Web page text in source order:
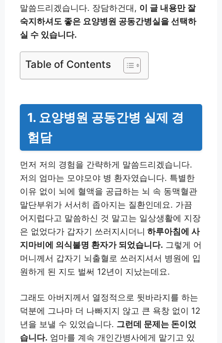
말씀드리겠습니다. 장담하건대, 이 글 내용만 잘
숙지하셔도 좋은 요양병원 공동간병실을 선택하
실 수 있습니다.
Table of Contents
1. 요양병원 공동간병 실제 경
험담
먼저 저의 경험을 간략하게 말씀드리겠습니다.
저의 엄마는 모야모야 병 환자였습니다. 특별한
이유 없이 뇌에 혈액을 공급하는 뇌 속 동맥혈관
말단부위가 서서히 좁아지는 질환인데요. 가끔
어지럽다고 말씀하신 것 말고는 일상생활에 지장
은 없었다가 갑자기 쓰러지시더니 하루아침에 사
지마비에 의식불명 환자가 되었습니다. 그렇게 어
머니께서 갑자기 뇌출혈로 쓰러지셔서 병원에 입
원하게 된 지도 벌써 12년이 지났는데요.
그래도 아버지께서 열정적으로 뒷바라지를 하는
덕분에 그나마 더 나빠지지 않고 큰 욕창 없이 12
년을 보낼 수 있었습니다. 그런데 문제는 돈이었
습니다. 엄마를 계속 개인간병사에게 맡기고 있